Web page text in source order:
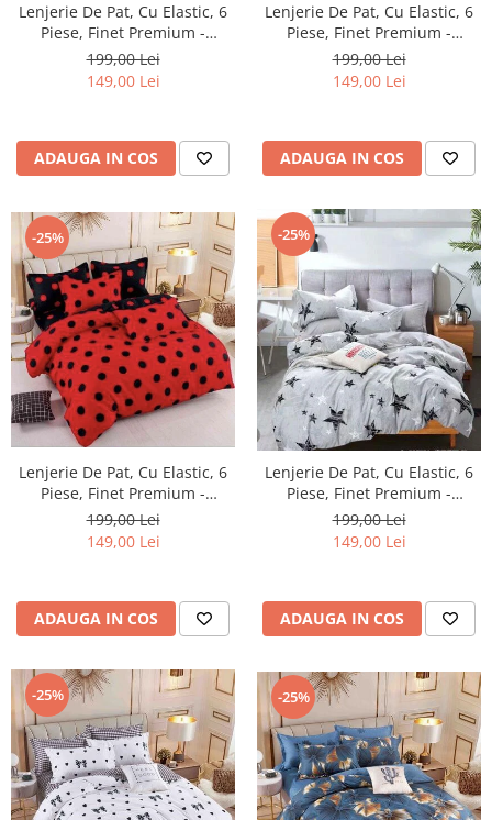
Lenjerie De Pat, Cu Elastic, 6
Piese, Finet Premium -
LPBF6PE3
199,00 Lei
149,00 Lei
ADAUGA IN COS
Lenjerie De Pat, Cu Elastic, 6
Piese, Finet Premium -
LPBF6PE4
199,00 Lei
149,00 Lei
ADAUGA IN COS
-25%
Lenjerie De Pat, Cu Elastic, 6
Piese, Finet Premium -
LPBF6PE5
199,00 Lei
149,00 Lei
ADAUGA IN COS
-25%
Lenjerie De Pat, Cu Elastic, 6
Piese, Finet Premium -
LPBF6PE8
199,00 Lei
149,00 Lei
ADAUGA IN COS
-25% -25%